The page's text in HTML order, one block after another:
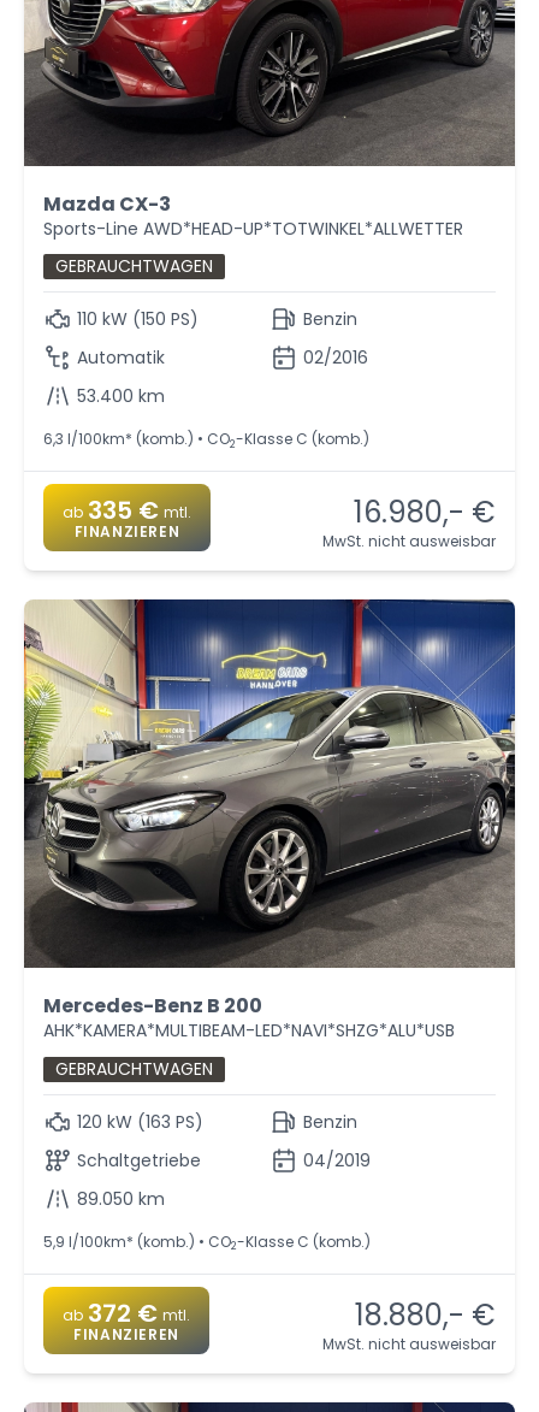
Mazda CX-3
Sports-Line AWD*HEAD-UP*TOTWINKEL*ALLWETTER
GEBRAUCHTWAGEN
110 kW (150 PS)
Automatik
53.400 km
Benzin
02/2016
6,3 l/100km* (komb.) • CO2-Klasse C (komb.)
ab 335 € mtl.
FINANZIEREN
16.980,- €
MwSt. nicht ausweisbar
Mercedes-Benz B 200
AHK*KAMERA*MULTIBEAM-LED*NAVI*SHZG*ALU*USB
GEBRAUCHTWAGEN
120 kW (163 PS)
Schaltgetriebe
89.050 km
Benzin
04/2019
5,9 l/100km* (komb.) • CO2-Klasse C (komb.)
ab 372 € mtl.
FINANZIEREN
18.880,- €
MwSt. nicht ausweisbar